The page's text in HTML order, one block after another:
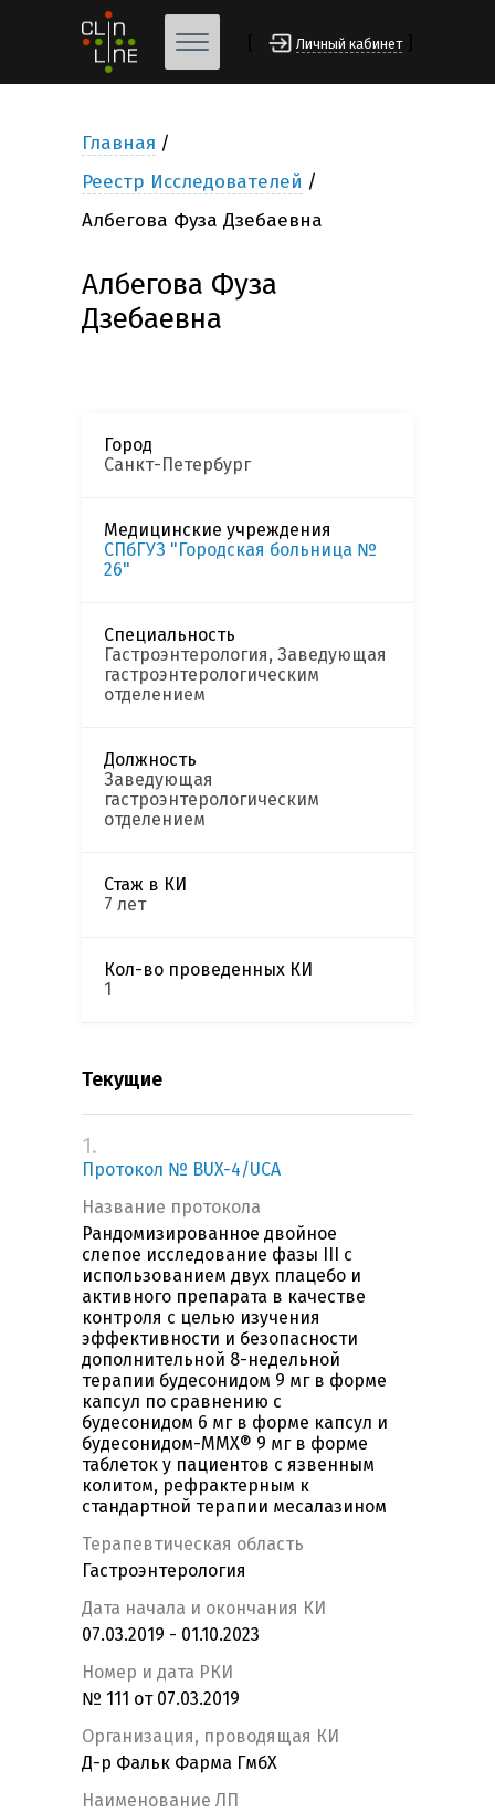
Личный кабинет
Главная
Реестр Исследователей
Албегова Фуза Дзебаевна
Албегова Фуза
Дзебаевна
Город
Санкт-Петербург
Медицинские учреждения
СПбГУЗ "Городская больница №
26"
Специальность
Гастроэнтерология, Заведующая
гастроэнтерологическим
отделением
Должность
Заведующая
гастроэнтерологическим
отделением
Стаж в КИ
7 лет
Кол-во проведенных КИ
1
Текущие
1.
Протокол № BUX-4/UCA
Название протокола
Рандомизированное двойное
слепое исследование фазы III с
использованием двух плацебо и
активного препарата в качестве
контроля с целью изучения
эффективности и безопасности
дополнительной 8-недельной
терапии будесонидом 9 мг в форме
капсул по сравнению с
будесонидом 6 мг в форме капсул и
будесонидом-MMX® 9 мг в форме
таблеток у пациентов с язвенным
колитом, рефрактерным к
стандартной терапии месалазином
Терапевтическая область
Гастроэнтерология
Дата начала и окончания КИ
07.03.2019 - 01.10.2023
Номер и дата РКИ
№ 111 от 07.03.2019
Организация, проводящая КИ
Д-р Фальк Фарма ГмбХ
Наименование ЛП